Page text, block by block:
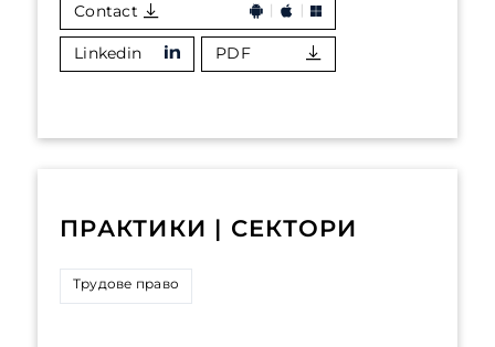
Contact
Linkedin PDF
ПРАКТИКИ | СЕКТОРИ
Трудове право